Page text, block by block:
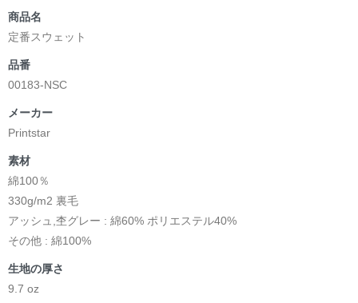
商品名
定番スウェット
品番
00183-NSC
メーカー
Printstar
素材
綿100％
330g/m2 裏毛
アッシュ,杢グレー : 綿60% ポリエステル40%
その他 : 綿100%
生地の厚さ
9.7 oz